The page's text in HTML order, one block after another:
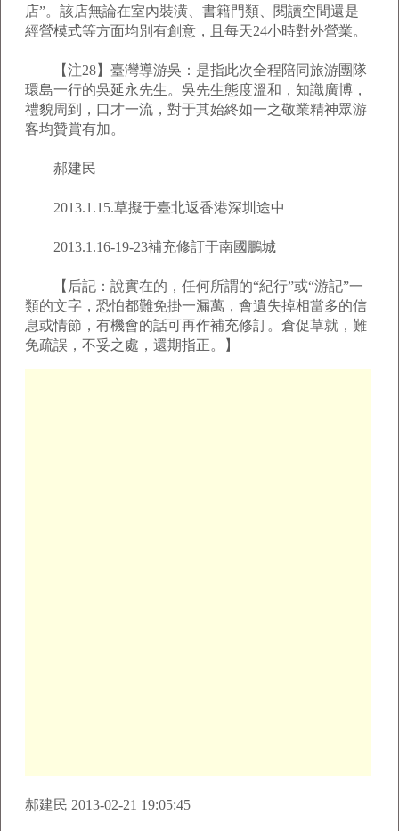
店”。該店無論在室內裝潢、書籍門類、閱讀空間還是
經營模式等方面均別有創意，且每天24小時對外營業。
【注28】臺灣導游吳：是指此次全程陪同旅游團隊
環島一行的吳延永先生。吳先生態度溫和，知識廣博，
禮貌周到，口才一流，對于其始終如一之敬業精神眾游
客均贊賞有加。
郝建民
2013.1.15.草擬于臺北返香港深圳途中
2013.1.16-19-23補充修訂于南國鵬城
【后記：說實在的，任何所謂的“紀行”或“游記”一
類的文字，恐怕都難免掛一漏萬，會遺失掉相當多的信
息或情節，有機會的話可再作補充修訂。倉促草就，難
免疏誤，不妥之處，還期指正。】
郝建民 2013-02-21 19:05:45